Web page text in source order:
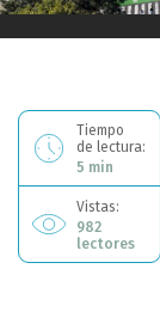
Tiempo
de lectura:
5 min
Vistas:
982
lectores